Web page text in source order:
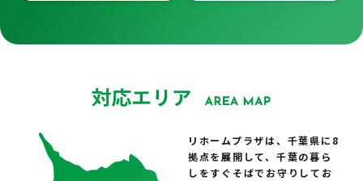
リホームプラザは、千葉県に8
拠点を展開して、千葉の暮ら
しをすぐそばでお守りしてお